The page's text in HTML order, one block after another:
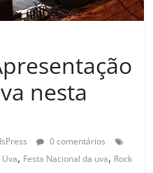
nesta
0 comentários
Uva, Festa Nacional da uva, Rock